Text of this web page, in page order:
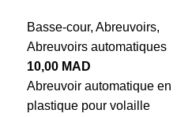
Basse-cour, Abreuvoirs,
Abreuvoirs automatiques
10,00 MAD
Abreuvoir automatique en
plastique pour volaille